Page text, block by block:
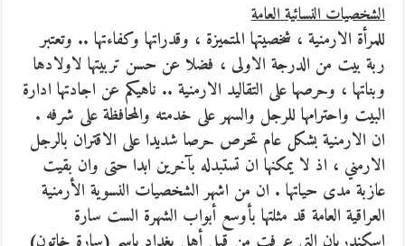
الشخصيات النسائية العامة
للمرأة الارمنية ، شخصيتها المتميزة ، وقدراتها وكفاءتها .. وتعتبر
ربة بيت من الدرجة الاولى ، فضلا عن حسن تربيتها لاولادها
وبناتها ، وحرصها على التقاليد الارمنية .. ناهيكم عن اجادتها ادارة
البيت واحترامها للرجل والسهر على خدمته والمحافظة على شرفه .
ان الارمنية بشكل عام تحرص حرصا شديدا على الاقتران بالرجل
الارمني ، اذ لا يمكنها ان تستبدله بآخرين ابدا حتى وان بقيت
عازبة مدى حياتها . ان من اشهر الشخصيات النسوية الأرمنية
العراقية العامة قد مثلتها بأوسع أبواب الشهرة الست سارة